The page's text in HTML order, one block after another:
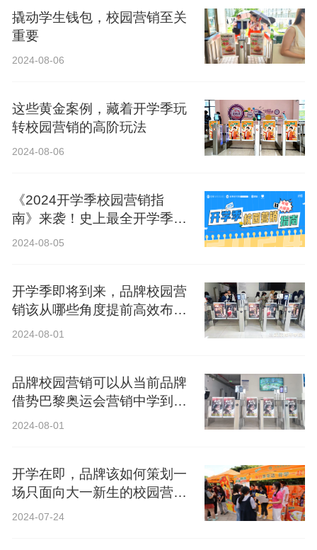
撬动学生钱包，校园营销至关
重要
2024-08-06
这些黄金案例，藏着开学季玩
转校园营销的高阶玩法
2024-08-06
《2024开学季校园营销指
南》来袭！史上最全开学季营
销攻略！
2024-08-05
开学季即将到来，品牌校园营
销该从哪些角度提前高效布
局？
2024-08-01
品牌校园营销可以从当前品牌
借势巴黎奥运会营销中学到什
么？
2024-08-01
开学在即，品牌该如何策划一
场只面向大一新生的校园营
销？
2024-07-24